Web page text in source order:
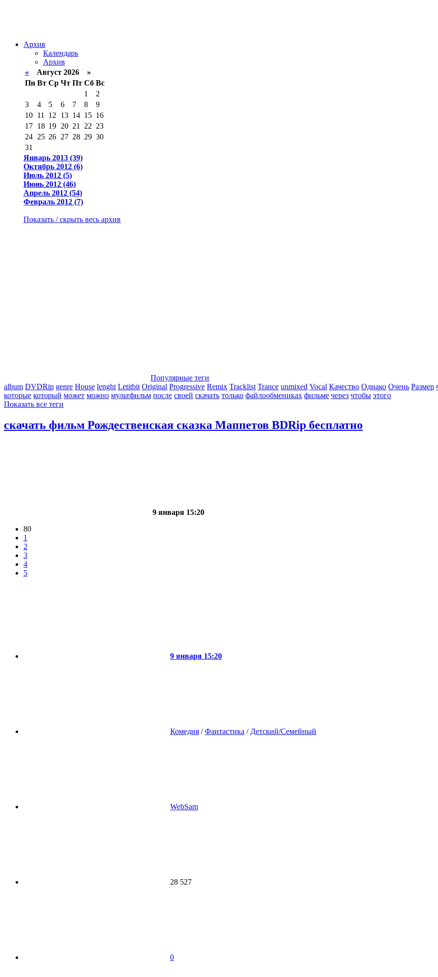
Архив
Календарь
Архив
« Август 2026 »
Пн Вт Ср Чт Пт Сб Вс
1
2
3
4 5 6 7 8
9
10 11 12 13 14 15 16
17 18 19 20 21 22 23
24 25 26 27 28 29 30
31
Январь 2013 (39)
Октябрь 2012 (6)
Июль 2012 (5)
Июнь 2012 (46)
Апрель 2012 (54)
Февраль 2012 (7)
Показать / скрыть весь архив
Популярные теги
album DVDRip genre House lenght Letitbit Original Progressive Remix Tracklist Trance unmixed Vocal Качество Однако Очень Размер
которые который может можно мультфильм после своей скачать только файлообмениках фильме через чтобы этого
Показать все теги
скачать фильм Рождественская сказка Маппетов BDRip бесплатно
9 января 15:20
80
1
2
3
4
5
9 января 15:20
Комедия /Фантастика / Детский/Семейный
WebSam
28 527
0